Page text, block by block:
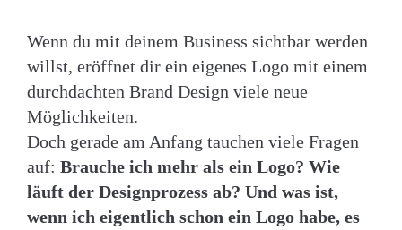
Wenn du mit deinem Business sichtbar werden
willst, eröffnet dir ein eigenes Logo mit einem
durchdachten Brand Design viele neue
Möglichkeiten.
Doch gerade am Anfang tauchen viele Fragen
auf: Brauche ich mehr als ein Logo? Wie
läuft der Designprozess ab? Und was ist,
wenn ich eigentlich schon ein Logo habe, es